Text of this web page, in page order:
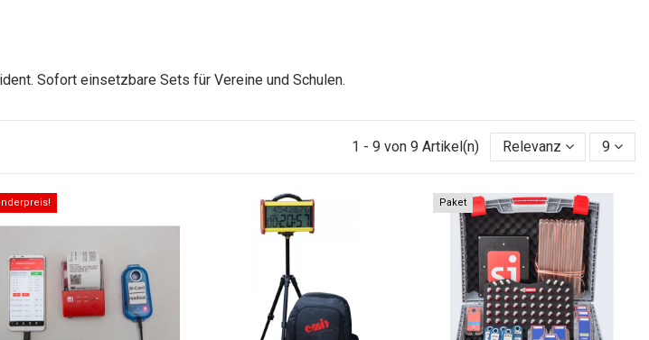
Sofort einsetzbare Sets für Vereine und Schulen.
1 - 9 von 9 Artikel(n) Relevanz 9
Paket